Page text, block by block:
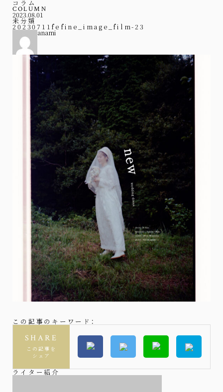
コラム
COLUMN
2023.08.01
未分類
20230711fefine_image_film-23
anami
この記事のキーワード：
SHARE
この記事を
シェア
ライター紹介